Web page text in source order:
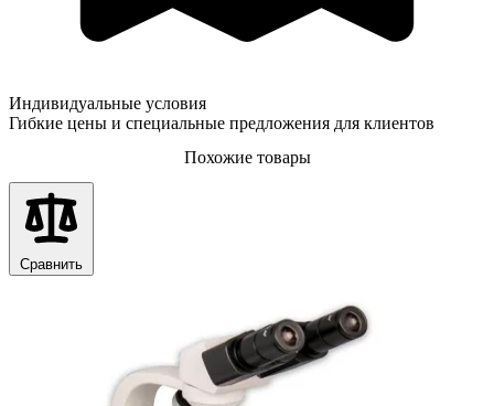
Индивидуальные условия
Гибкие цены и специальные предложения для клиентов
Похожие товары
Сравнить